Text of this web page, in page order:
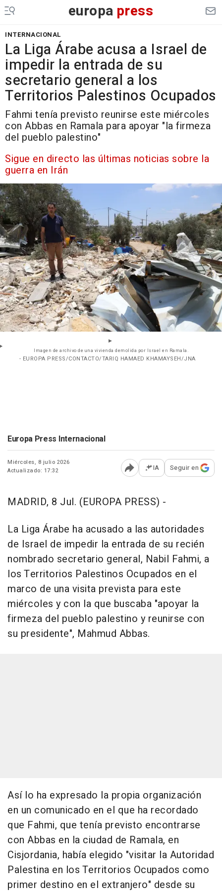
europa press
INTERNACIONAL
La Liga Árabe acusa a Israel de
impedir la entrada de su
secretario general a los
Territorios Palestinos Ocupados
Fahmi tenía previsto reunirse este miércoles
con Abbas en Ramala para apoyar "la firmeza
del pueblo palestino"
Sigue en directo las últimas noticias sobre la
guerra en Irán
Imagen de archivo de una vivienda demolida por Israel en Ramala.
- EUROPA PRESS/CONTACTO/TARIQ HAMAED KHAMAYSEH/JNA
Europa Press Internacional
Miércoles, 8 julio 2026
Actualizado: 17:32
Abrir opciones para
IA Seguir en
MADRID, 8 Jul. (EUROPA PRESS) -
La Liga Árabe ha acusado a las autoridades
de Israel de impedir la entrada de su recién
nombrado secretario general, Nabil Fahmi, a
los Territorios Palestinos Ocupados en el
marco de una visita prevista para este
miércoles y con la que buscaba "apoyar la
firmeza del pueblo palestino y reunirse con
su presidente", Mahmud Abbas.
Así lo ha expresado la propia organización
en un comunicado en el que ha recordado
que Fahmi, que tenía previsto encontrarse
con Abbas en la ciudad de Ramala, en
Cisjordania, había elegido "visitar la Autoridad
Palestina en los Territorios Ocupados como
primer destino en el extranjero" desde su